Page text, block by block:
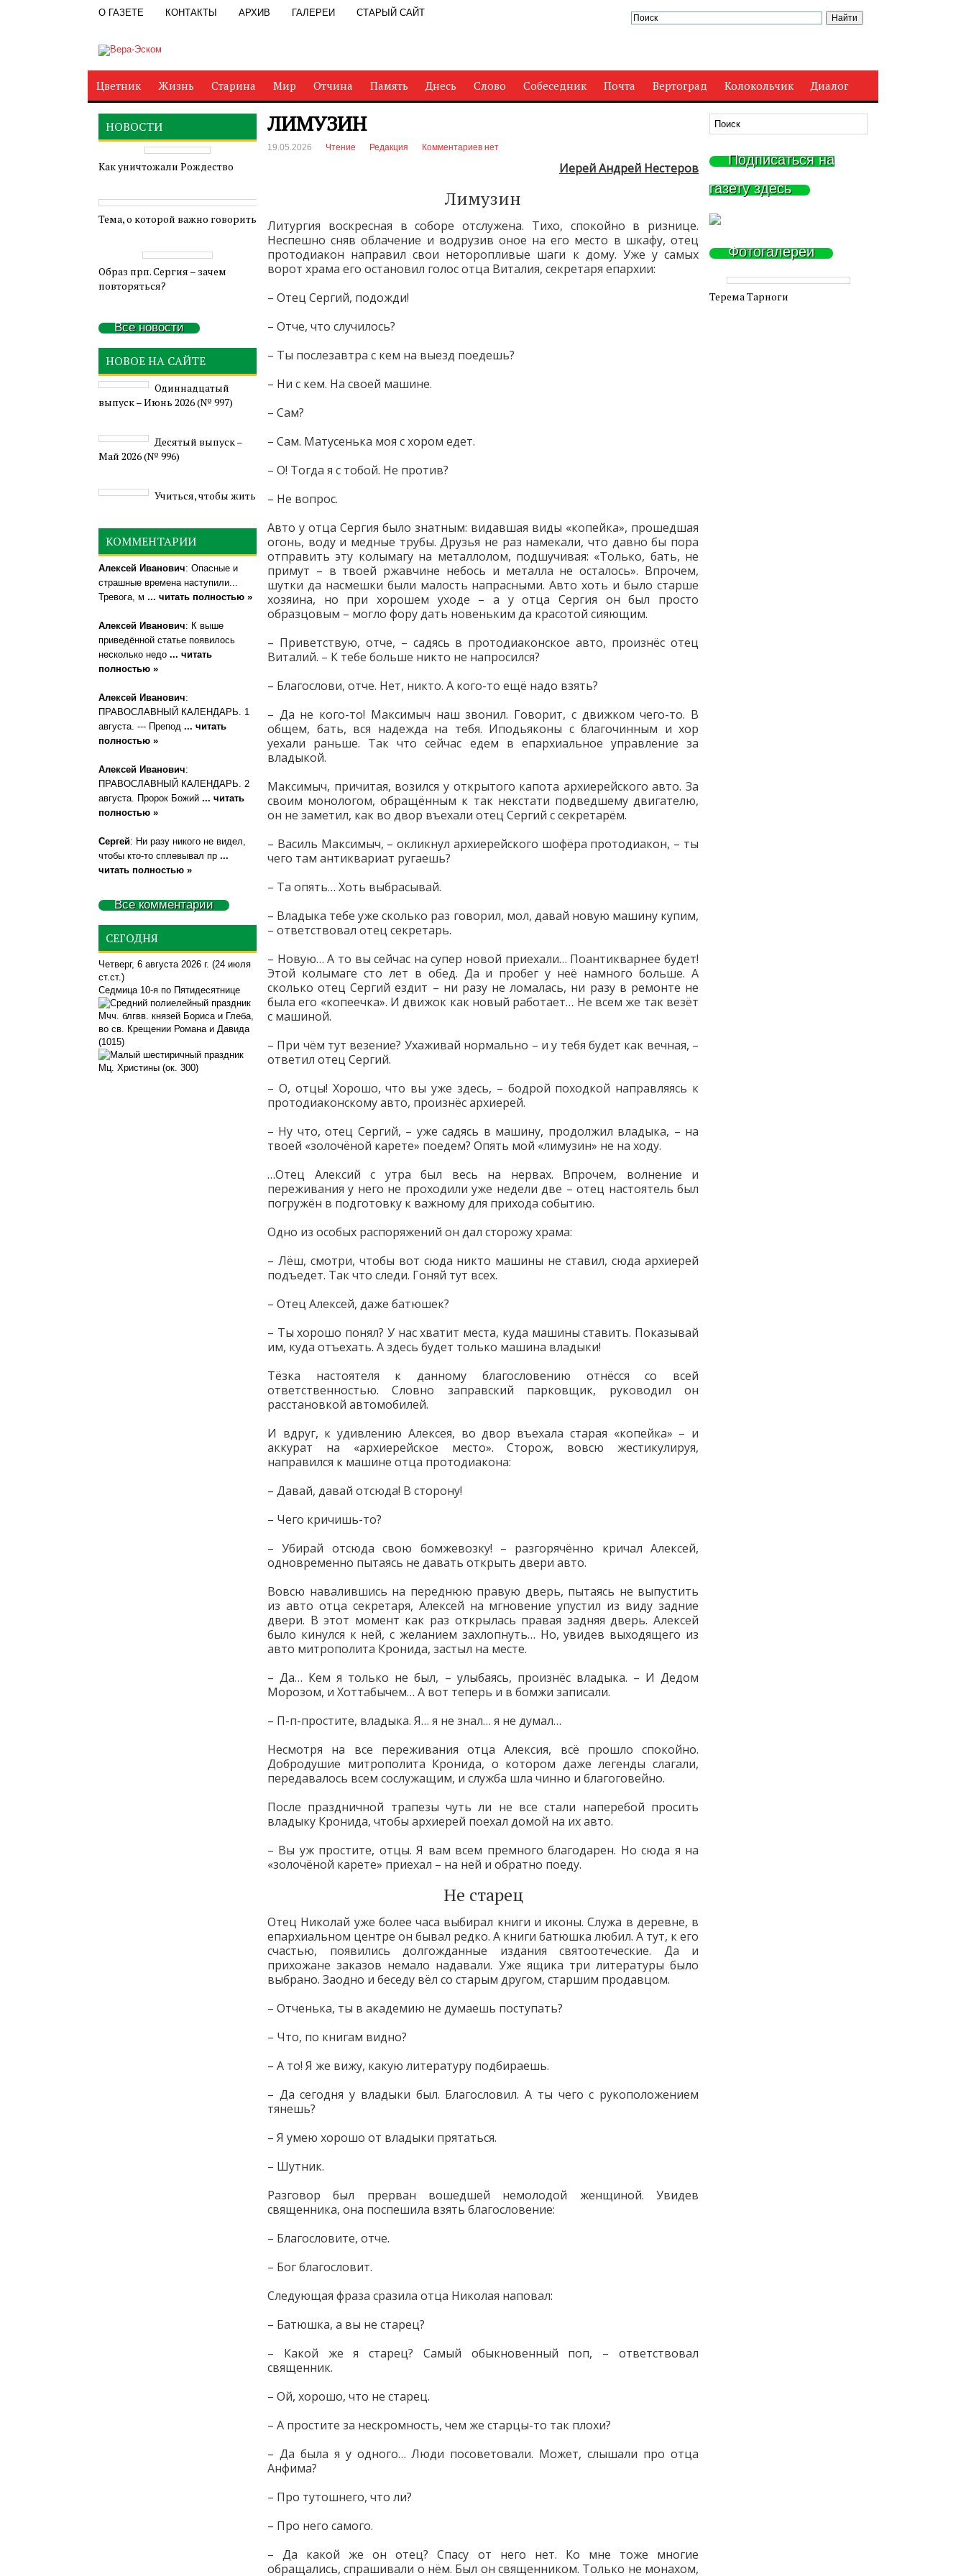
О ГАЗЕТЕ КОНТАКТЫ АРХИВ ГАЛЕРЕИ СТАРЫЙ САЙТ
Цветник Жизнь Старина Мир Отчина Память Днесь Слово Собеседник Почта Вертоград Колокольчик Диалог
ЛИМУЗИН
19.05.2026 Чтение Редакция Комментариев нет
Иерей Андрей Нестеров
Лимузин
Литургия воскресная в соборе отслужена. Тихо, спокойно в ризнице.
Неспешно сняв облачение и водрузив оное на его место в шкафу, отец
протодиакон направил свои неторопливые шаги к дому. Уже у самых
ворот храма его остановил голос отца Виталия, секретаря епархии:
– Отец Сергий, подожди!
– Отче, что случилось?
– Ты послезавтра с кем на выезд поедешь?
– Ни с кем. На своей машине.
– Сам?
– Сам. Матусенька моя с хором едет.
– О! Тогда я с тобой. Не против?
– Не вопрос.
Авто у отца Сергия было знатным: видавшая виды «копейка», прошедшая
огонь, воду и медные трубы. Друзья не раз намекали, что давно бы пора
отправить эту колымагу на металлолом, подшучивая: «Только, бать, не
примут – в твоей ржавчине небось и металла не осталось». Впрочем,
шутки да насмешки были малость напрасными. Авто хоть и было старше
хозяина, но при хорошем уходе – а у отца Сергия он был просто
образцовым – могло фору дать новеньким да красотой сияющим.
– Приветствую, отче, – садясь в протодиаконское авто, произнёс отец
Виталий. – К тебе больше никто не напросился?
– Благослови, отче. Нет, никто. А кого-то ещё надо взять?
– Да не кого-то! Максимыч наш звонил. Говорит, с движком чего-то. В
общем, бать, вся надежда на тебя. Иподьяконы с благочинным и хор
уехали раньше. Так что сейчас едем в епархиальное управление за
владыкой.
Максимыч, причитая, возился у открытого капота архиерейского авто. За
своим монологом, обращённым к так некстати подведшему двигателю,
он не заметил, как во двор въехали отец Сергий с секретарём.
– Василь Максимыч, – окликнул архиерейского шофёра протодиакон, – ты
чего там антиквариат ругаешь?
– Та опять… Хоть выбрасывай.
– Владыка тебе уже сколько раз говорил, мол, давай новую машину купим,
– ответствовал отец секретарь.
– Новую… А то вы сейчас на супер новой приехали… Поантикварнее будет!
Этой колымаге сто лет в обед. Да и пробег у неё намного больше. А
сколько отец Сергий ездит – ни разу не ломалась, ни разу в ремонте не
была его «копеечка». И движок как новый работает… Не всем же так везёт
с машиной.
– При чём тут везение? Ухаживай нормально – и у тебя будет как вечная, –
ответил отец Сергий.
– О, отцы! Хорошо, что вы уже здесь, – бодрой походкой направляясь к
протодиаконскому авто, произнёс архиерей.
– Ну что, отец Сергий, – уже садясь в машину, продолжил владыка, – на
твоей «золочёной карете» поедем? Опять мой «лимузин» не на ходу.
…Отец Алексий с утра был весь на нервах. Впрочем, волнение и
переживания у него не проходили уже недели две – отец настоятель был
погружён в подготовку к важному для прихода событию.
Одно из особых распоряжений он дал сторожу храма:
– Лёш, смотри, чтобы вот сюда никто машины не ставил, сюда архиерей
подъедет. Так что следи. Гоняй тут всех.
– Отец Алексей, даже батюшек?
– Ты хорошо понял? У нас хватит места, куда машины ставить. Показывай
им, куда отъехать. А здесь будет только машина владыки!
Тёзка настоятеля к данному благословению отнёсся со всей
ответственностью. Словно заправский парковщик, руководил он
расстановкой автомобилей.
И вдруг, к удивлению Алексея, во двор въехала старая «копейка» – и
аккурат на «архиерейское место». Сторож, вовсю жестикулируя,
направился к машине отца протодиакона:
– Давай, давай отсюда! В сторону!
– Чего кричишь-то?
– Убирай отсюда свою бомжевозку! – разгорячённо кричал Алексей,
одновременно пытаясь не давать открыть двери авто.
Вовсю навалившись на переднюю правую дверь, пытаясь не выпустить
из авто отца секретаря, Алексей на мгновение упустил из виду задние
двери. В этот момент как раз открылась правая задняя дверь. Алексей
было кинулся к ней, с желанием захлопнуть… Но, увидев выходящего из
авто митрополита Кронида, застыл на месте.
– Да… Кем я только не был, – улыбаясь, произнёс владыка. – И Дедом
Морозом, и Хоттабычем… А вот теперь и в бомжи записали.
– П-п-простите, владыка. Я… я не знал… я не думал…
Несмотря на все переживания отца Алексия, всё прошло спокойно.
Добродушие митрополита Кронида, о котором даже легенды слагали,
передавалось всем сослужащим, и служба шла чинно и благоговейно.
После праздничной трапезы чуть ли не все стали наперебой просить
владыку Кронида, чтобы архиерей поехал домой на их авто.
– Вы уж простите, отцы. Я вам всем премного благодарен. Но сюда я на
«золочёной карете» приехал – на ней и обратно поеду.
Не старец
Отец Николай уже более часа выбирал книги и иконы. Служа в деревне, в
епархиальном центре он бывал редко. А книги батюшка любил. А тут, к его
счастью, появились долгожданные издания святоотеческие. Да и
прихожане заказов немало надавали. Уже ящика три литературы было
выбрано. Заодно и беседу вёл со старым другом, старшим продавцом.
– Отченька, ты в академию не думаешь поступать?
– Что, по книгам видно?
– А то! Я же вижу, какую литературу подбираешь.
– Да сегодня у владыки был. Благословил. А ты чего с рукоположением
тянешь?
– Я умею хорошо от владыки прятаться.
– Шутник.
Разговор был прерван вошедшей немолодой женщиной. Увидев
священника, она поспешила взять благословение:
– Благословите, отче.
– Бог благословит.
Следующая фраза сразила отца Николая наповал:
– Батюшка, а вы не старец?
– Какой же я старец? Самый обыкновенный поп, – ответствовал
священник.
– Ой, хорошо, что не старец.
– А простите за нескромность, чем же старцы-то так плохи?
– Да была я у одного… Люди посоветовали. Может, слышали про отца
Анфима?
– Про тутошнего, что ли?
– Про него самого.
– Да какой же он отец? Спасу от него нет. Ко мне тоже многие
обращались, спрашивали о нём. Был он священником. Только не монахом,
НОВОСТИ
Как уничтожали Рождество
Тема, о которой важно говорить
Образ прп. Сергия – зачем
повторяться?
Все новости
НОВОЕ НА САЙТЕ
Одиннадцатый
выпуск – Июнь 2026 (№ 997)
Деcятый выпуск –
Май 2026 (№ 996)
Учиться, чтобы жить
КОММЕНТАРИИ
Алексей Иванович: Опасные и
страшные времена наступили...
Тревога, м ... читать полностью »
Алексей Иванович: К выше
приведённой статье появилось
несколько недо ... читать
полностью »
Алексей Иванович:
ПРАВОСЛАВНЫЙ КАЛЕНДАРЬ. 1
августа. --- Препод ... читать
полностью »
Алексей Иванович:
ПРАВОСЛАВНЫЙ КАЛЕНДАРЬ. 2
августа. Пророк Божий ... читать
полностью »
Сергей: Ни разу никого не видел,
чтобы кто-то сплевывал пр ...
читать полностью »
Все комментарии
СЕГОДНЯ
Четверг, 6 августа 2026 г. (24 июля
ст.ст.)
Седмица 10-я по Пятидесятнице
Мчч. блгвв. князей Бориса и Глеба,
во св. Крещении Романа и Давида
(1015)
Мц. Христины (ок. 300)
Подписаться на
газету здесь
Фотогалереи
Терема Тарноги